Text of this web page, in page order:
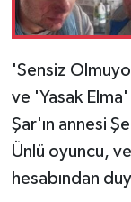
'Sensiz
ve 'Yasak
Şar'ın annesi
Ünlü oyuncu,
hesabından